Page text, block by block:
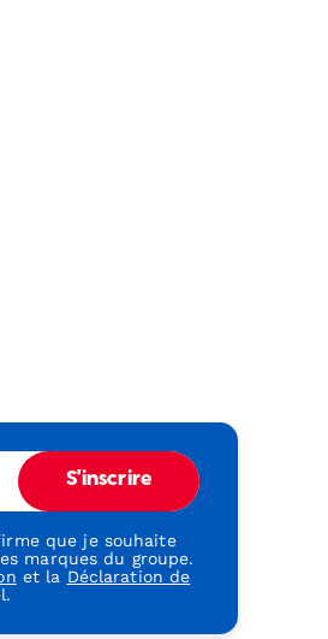
S'inscrire
que je souhaite
marques du groupe.
et la Déclaration de